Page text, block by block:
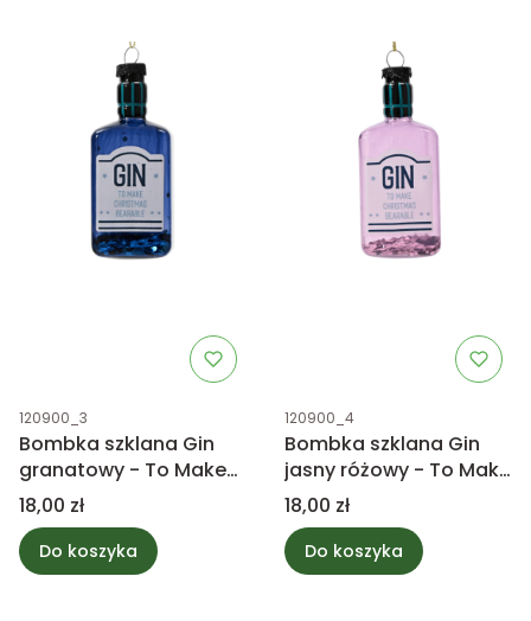
Kod produktu
120900_3
Bombka szklana Gin
granatowy - To Make
Christmas Bearable
Cena
18,00 zł
Do koszyka
Kod produktu
120900_4
Bombka szklana Gin
jasny różowy - To Make
Christmas Bearable
Cena
18,00 zł
Do koszyka